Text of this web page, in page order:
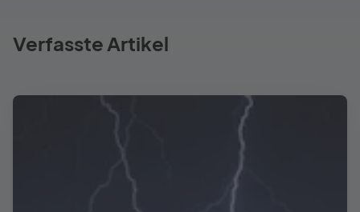
Verfasste Artikel